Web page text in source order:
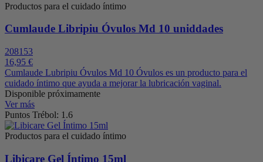
Productos para el cuidado íntimo
Cumlaude Libripiu Óvulos Md 10 uniddades
208153
16,95 €
Cumlaude Lubripiu Óvulos Md 10 Óvulos es un producto para el
cuidado íntimo que ayuda a mejorar la lubricación vaginal.
Disponible próximamente
Ver más
Puntos Trébol: 1.6
Productos para el cuidado íntimo
Libicare Gel Íntimo 15ml